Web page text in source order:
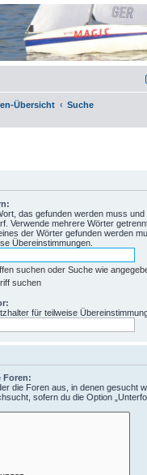
Forum
Übersicht Suche
das gefunden werden muss und
Verwende mehrere Wörter
der Wörter gefunden werden
Übereinstimmungen.
suchen oder Suche wie
suchen
für teilweise
Foren:
die Foren aus, in denen gesucht
sofern du die Option